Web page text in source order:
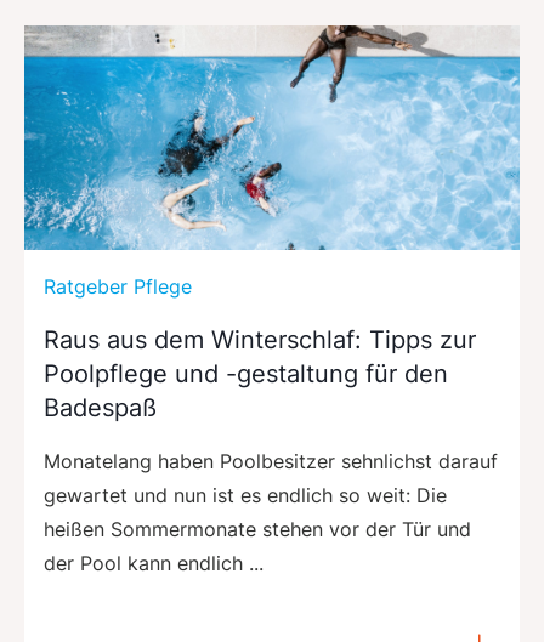
Ratgeber Pflege
Raus aus dem Winterschlaf: Tipps zur
Poolpflege und -gestaltung für den
Badespaß
Monatelang haben Poolbesitzer sehnlichst darauf
gewartet und nun ist es endlich so weit: Die
heißen Sommermonate stehen vor der Tür und
der Pool kann endlich ...